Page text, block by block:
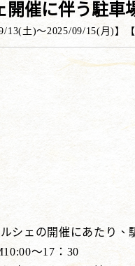
開催に伴う駐車
13(土)〜2025/09/15(月) 】 【
シェの開催にあたり
～17：30